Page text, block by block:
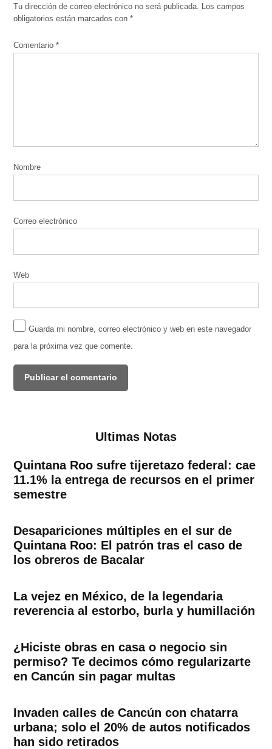
Tu dirección de correo electrónico no será publicada. Los campos
obligatorios están marcados con*
Comentario*
Nombre
Correo electrónico
Web
Guarda mi nombre, correo electrónico y web en este navegador
para la próxima vez que comente.
Ultimas Notas
Quintana Roo sufre tijeretazo federal: cae
11.1% la entrega de recursos en el primer
semestre
Desapariciones múltiples en el sur de
Quintana Roo: El patrón tras el caso de
los obreros de Bacalar
La vejez en México, de la legendaria
reverencia al estorbo, burla y humillación
¿Hiciste obras en casa o negocio sin
permiso? Te decimos cómo regularizarte
en Cancún sin pagar multas
Invaden calles de Cancún con chatarra
urbana; solo el 20% de autos notificados
han sido retirados